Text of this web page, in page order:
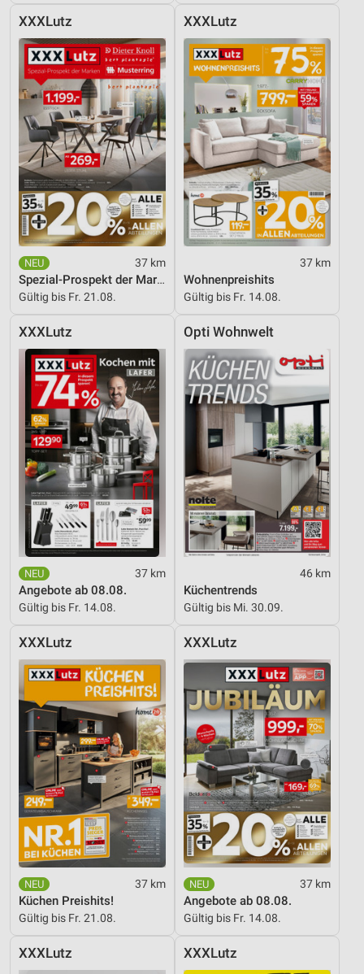
XXXLutz
37 km
Spezial-Prospekt der Marken
Gültig bis Fr. 21.08.
XXXLutz
37 km
Wohnenpreishits
Gültig bis Fr. 14.08.
XXXLutz
37 km
Angebote ab 08.08.
Gültig bis Fr. 14.08.
Opti Wohnwelt
46 km
Küchentrends
Gültig bis Mi. 30.09.
XXXLutz
37 km
Küchen Preishits!
Gültig bis Fr. 21.08.
XXXLutz
37 km
Angebote ab 08.08.
Gültig bis Fr. 14.08.
XXXLutz XXXLutz
Erstellung von Profilen zur Personalisierung
von Inhalten
Verwendung von Profilen zur Auswahl
personalisierter Inhalte
Messung der Werbeleistung
Messung der Performance von Inhalten
Analyse von Zielgruppen durch Statistiken oder
Kombinationen von Daten aus verschiedenen
Quellen
Entwicklung und Verbesserung der Angebote
Verwendung reduzierter Daten zur Auswahl von
Inhalten
Verwendung genauer Standortdaten
Geräte anhand von aktiv angeforderten
Informationen identifizieren
Nicht-IAB-Verarbeitungszwecke:
Notwendig
Performance
Funktional
Werbung